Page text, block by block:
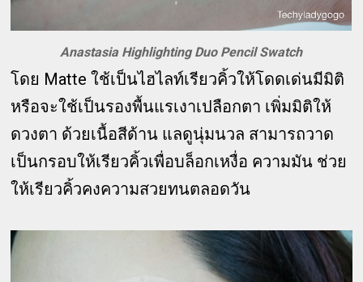
Anastasia Highlighting Duo Pencil Swatch
โดย Matte ใช้เป็นไฮไลท์เรียวคิ้วให้โดดเด่นมีมิติ
หรือจะใช้เป็นรองพื้นแรเงาเปลือกตา เพิ่มมิติให้
ดวงตา ด้วยเนื้อสีด้าน แลดูนุ่มนวล สามารถวาด
เป็นกรอบให้เรียวคิ้วเพื่อบล็อกเหงื่อ ความมัน ช่วย
ให้เรียวคิ้วคงความสวยทนตลอดวัน